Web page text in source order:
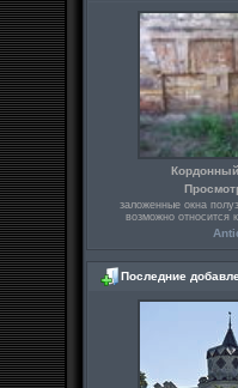
заложенные окна
возможно относится
Последние